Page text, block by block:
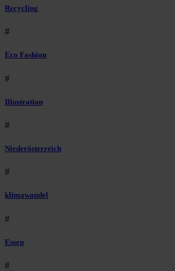
Recycling
#
Eco Fashion
#
Illustration
#
Niederösterreich
#
klimawandel
#
Essen
#